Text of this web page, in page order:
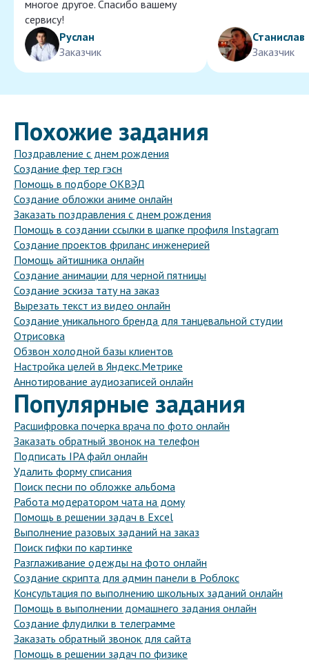
многое другое. Спасибо вашему
сервису!
Руслан
Заказчик
Станислав
Заказчик
Похожие задания
Поздравление с днем рождения
Создание фер тер гэсн
Помощь в подборе ОКВЭД
Создание обложки аниме онлайн
Заказать поздравления с днем рождения
Помощь в создании ссылки в шапке профиля Instagram
Создание проектов фриланс инженерией
Помощь айтишника онлайн
Создание анимации для черной пятницы
Создание эскиза тату на заказ
Вырезать текст из видео онлайн
Создание уникального бренда для танцевальной студии
Отрисовка
Обзвон холодной базы клиентов
Настройка целей в Яндекс.Метрике
Аннотирование аудиозаписей онлайн
Популярные задания
Расшифровка почерка врача по фото онлайн
Заказать обратный звонок на телефон
Подписать IPA файл онлайн
Удалить форму списания
Поиск песни по обложке альбома
Работа модератором чата на дому
Помощь в решении задач в Excel
Выполнение разовых заданий на заказ
Поиск гифки по картинке
Разглаживание одежды на фото онлайн
Создание скрипта для админ панели в Роблокс
Консультация по выполнению школьных заданий онлайн
Помощь в выполнении домашнего задания онлайн
Создание флудилки в телеграмме
Заказать обратный звонок для сайта
Помощь в решении задач по физике